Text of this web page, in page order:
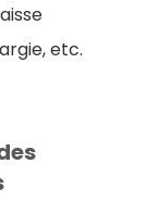
etc.